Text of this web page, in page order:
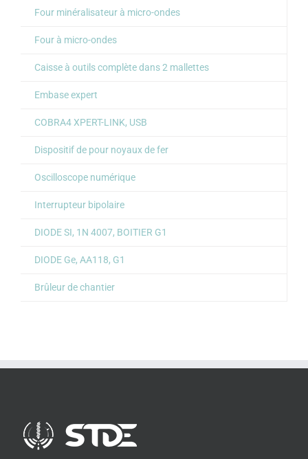
Four minéralisateur à micro-ondes
Four à micro-ondes
Caisse à outils complète dans 2 mallettes
Embase expert
COBRA4 XPERT-LINK, USB
Dispositif de pour noyaux de fer
Oscilloscope numérique
Interrupteur bipolaire
DIODE SI, 1N 4007, BOITIER G1
DIODE Ge, AA118, G1
Brûleur de chantier